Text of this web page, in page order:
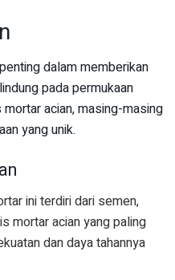
dalam memberikan
pada permukaan
acian, masing-masing
yang unik.
ini terdiri dari semen,
mortar acian yang paling
dan daya tahannya